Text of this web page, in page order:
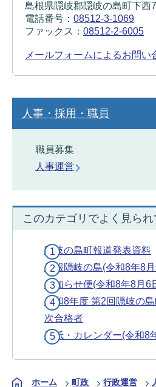
島根県隠岐郡隠岐の島町下西
電話番号： 08512-3-1069
ファックス： 08512-2-6005
メールフォームによるお問い
人事・採用・職員
職員募集
人事運営
このカテゴリでよく見ら
隠岐の島町報道発表資料
広報隠岐の島(令和8年8
お知らせ便(令和8年8月6
令和8年度 第2回隠岐の
次合格者
壁紙・カレンダー(令和8
ホーム 町政 行政運営